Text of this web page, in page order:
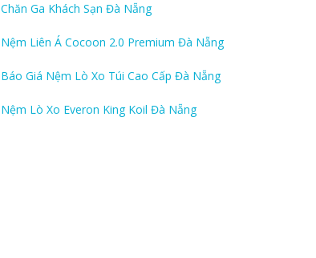
Chăn Ga Khách Sạn Đà Nẵng
Nệm Liên Á Cocoon 2.0 Premium Đà Nẵng
Báo Giá Nệm Lò Xo Túi Cao Cấp Đà Nẵng
Nệm Lò Xo Everon King Koil Đà Nẵng